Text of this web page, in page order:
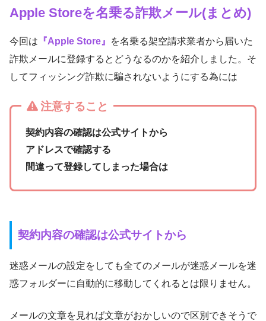
Apple Storeを名乗る詐欺メール(まとめ)
今回は 『Apple Store』
を名乗る架空請求業者から届いた
詐欺メールに登録するとどうなるのかを紹介しました。そ
してフィッシング詐欺に騙されないようにする為には
注意すること
契約内容の確認は公式サイトから
アドレスで確認する
間違って登録してしまった場合は
契約内容の確認は公式サイトから
迷惑メールの設定をしても全てのメールが迷惑メールを迷
惑フォルダーに自動的に移動してくれるとは限りません。
メールの文章を見れば文章がおかしいので区別できそうで